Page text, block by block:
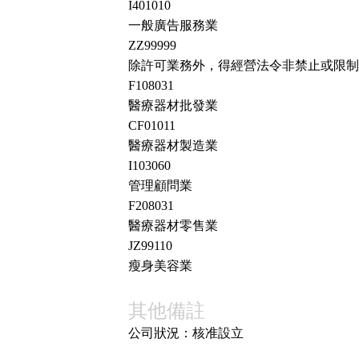
I401010
一般廣告服務業
ZZ99999
除許可業務外，得經營法令非禁止或限
F108031
醫療器材批發業
CF01011
醫療器材製造業
I103060
管理顧問業
F208031
醫療器材零售業
JZ99110
瘦身美容業
其他備註
公司狀況：核准設立